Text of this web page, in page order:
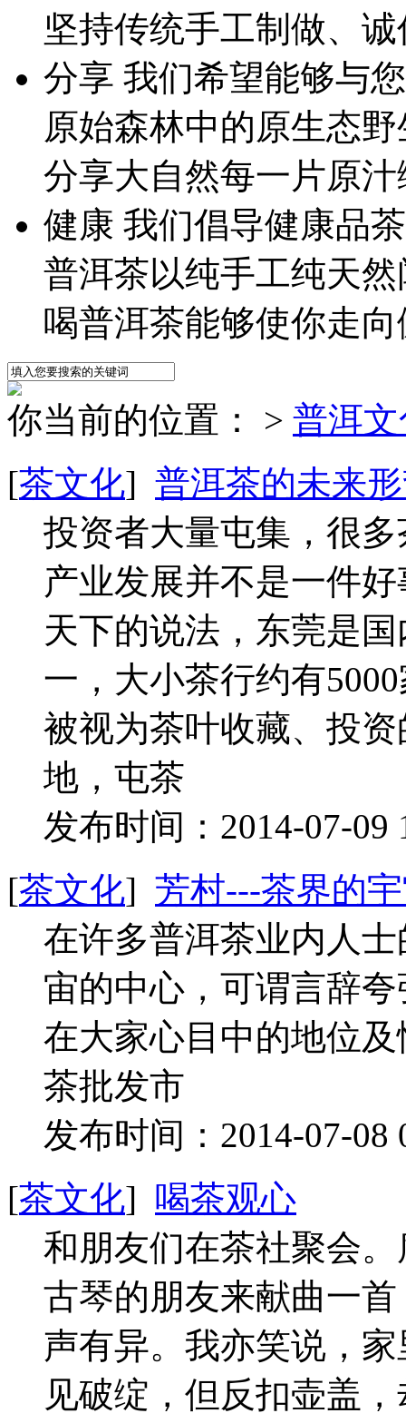
坚持传统手工制做、
分享 我们希望能够与
原始森林中的原生态
分享大自然每一片原汁
健康 我们倡导健康品
普洱茶以纯手工纯天然
喝普洱茶能够使你走向
你当前的位置： > 普洱
[茶文化] 普洱茶的未来
投资者大量屯集，很
产业发展并不是一件
天下的说法，东莞是
一，大小茶行约有
被视为茶叶收藏、投
地，屯茶
发布时间：2014-07-
[茶文化] 芳村---茶界的
在许多普洱茶业内人
宙的中心，可谓言辞
在大家心目中的地位
茶批发市
发布时间：2014-07-
[茶文化] 喝茶观心
和朋友们在茶社聚会
古琴的朋友来献曲一
声有异。我亦笑说，
见破绽，但反扣壶盖